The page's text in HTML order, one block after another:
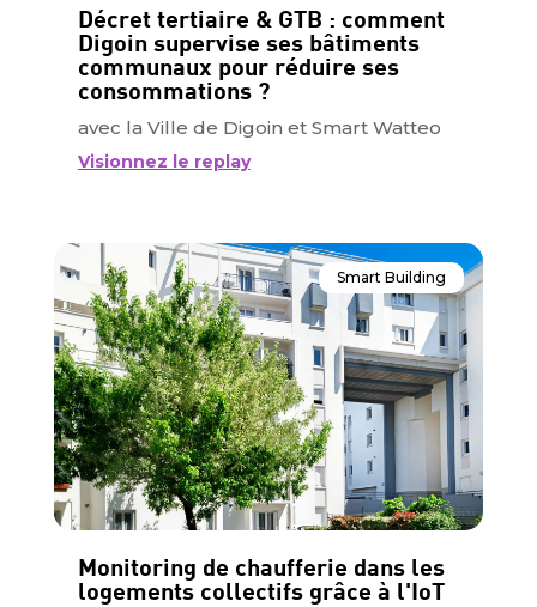
Décret tertiaire & GTB : comment
Digoin supervise ses bâtiments
communaux pour réduire ses
consommations ?
avec la Ville de Digoin et Smart Watteo
Visionnez le replay
Smart Building
Monitoring de chaufferie dans les
logements collectifs grâce à l'IoT